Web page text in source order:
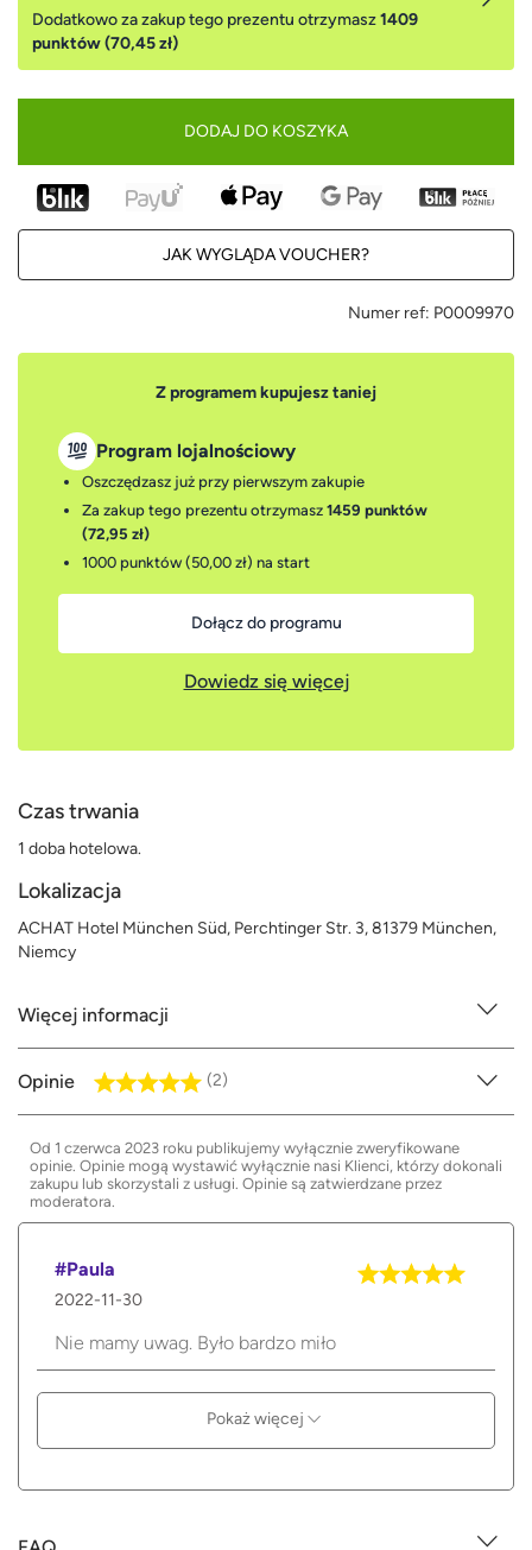
Dodatkowo za zakup tego prezentu otrzymasz1409
punktów (70,45 zł)
DODAJ DO KOSZYKA
JAK WYGLĄDA VOUCHER?
Numer ref: P0009970
Z programem kupujesz taniej
Program lojalnościowy
Oszczędzasz już przy pierwszym zakupie
Za zakup tego prezentu otrzymasz 1459 punktów
(72,95 zł)
1000 punktów (50,00 zł) na start
Dołącz do programu
Dowiedz się więcej
Czas trwania
1 doba hotelowa.
Lokalizacja
ACHAT Hotel München Süd, Perchtinger Str. 3, 81379 München,
Niemcy
Więcej informacji
Opinie (2)
Od 1 czerwca 2023 roku publikujemy wyłącznie zweryfikowane
opinie. Opinie mogą wystawić wyłącznie nasi Klienci, którzy dokonali
zakupu lub skorzystali z usługi. Opinie są zatwierdzane przez
moderatora.
#Paula
2022-11-30
Nie mamy uwag. Było bardzo miło
Pokaż więcej